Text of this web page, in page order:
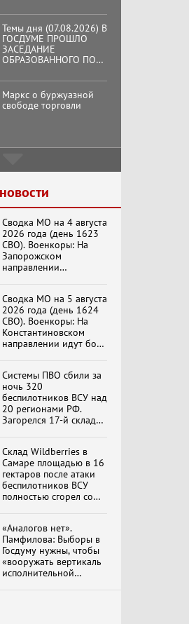
Темы дня (07.08.2026) В
ГОСДУМЕ ПРОШЛО
ЗАСЕДАНИЕ
ОБРАЗОВАННОГО ПО
ОБЩЕСТВЕННОГО
КОМИТЕТА ЗА
ОСВОБОЖДЕНИЕ
ПРЕЗИДЕНТА
Маркс о буржуазной
свободе торговли
кооператор
Хук слева: «Что и
требовалось доказать!»
(07.08.2026)
Бренды Советской
эпохи "Гжель"
«Изменимся или
вымрем»
К ГРАЖДАНАМ
Г.А. Зюганова,
Председателя ЦК
КПРФ Руководителя
фракции КПРФ в
Государственной Думе
РФ (28.07.2026)
Документальный
фильм "Империализм и
Бить смелее!
В.Баранец, В.Дандыкин,
Сводка МО на 4 августа
2026 года (день 1623
СВО). Военкоры: На
Запорожском
направлении
Степногорска
Сводка МО на 5 августа
2026 года (день 1624
СВО). Военкоры: На
Константиновском
направлении идут бои
Системы ПВО сбили за
ночь 320
беспилотников ВСУ над
20 регионами РФ.
Загорелся 17-й склад
года
обновлено
Склад Wildberries в
Самаре площадью в 16
гектаров после атаки
беспилотников ВСУ
полностью сгорел со
«Аналогов нет».
Памфилова: Выборы в
Госдуму нужны, чтобы
«вооружать вертикаль
исполнительной